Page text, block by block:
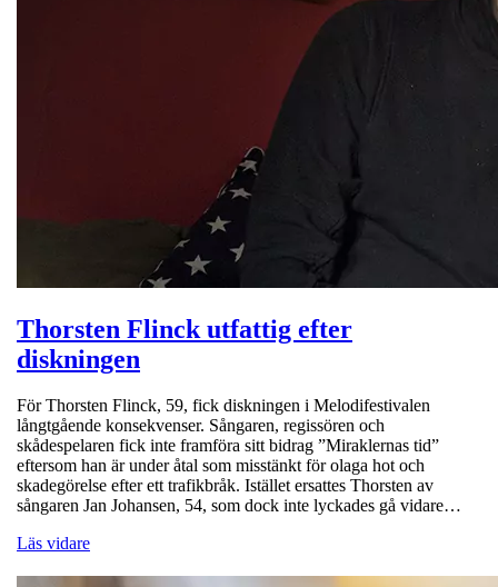
Thorsten Flinck utfattig efter
diskningen
För Thorsten Flinck, 59, fick diskningen i Melodifestivalen
långtgående konsekvenser. Sångaren, regissören och
skådespelaren fick inte framföra sitt bidrag ”Miraklernas tid”
eftersom han är under åtal som misstänkt för olaga hot och
skadegörelse efter ett trafikbråk. Istället ersattes Thorsten av
sångaren Jan Johansen, 54, som dock inte lyckades gå vidare…
Läs vidare